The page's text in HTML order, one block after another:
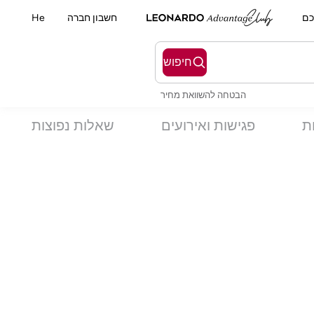
חשבון חברה He
חיפוש
הבטחה להשוואת מחיר
פגישות ואירועים שאלות נפוצות